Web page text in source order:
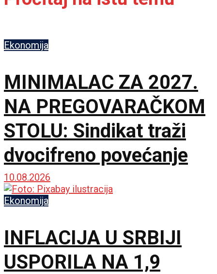
Ekonomija
MINIMALAC ZA 2027.
NA PREGOVARAČKOM
STOLU: Sindikat traži
dvocifreno povećanje
10.08.2026
Ekonomija
INFLACIJA U SRBIJI
USPORILA NA 1,9